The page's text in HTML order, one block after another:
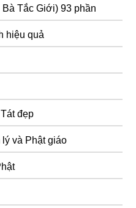
Tắc Giới) 93 phần
hiệu quả
đẹp
và Phật giáo